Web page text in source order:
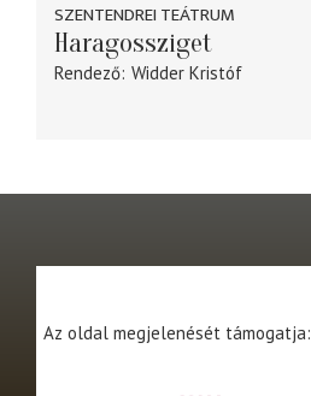
SZENTENDREI TEÁTRUM
Haragossziget
Rendező Widder Kristóf
Az oldal megjelenését támogatja: